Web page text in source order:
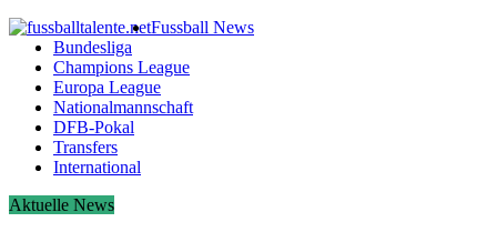
Fussball News
Bundesliga
Champions League
Europa League
Nationalmannschaft
DFB-Pokal
Transfers
International
Aktuelle News